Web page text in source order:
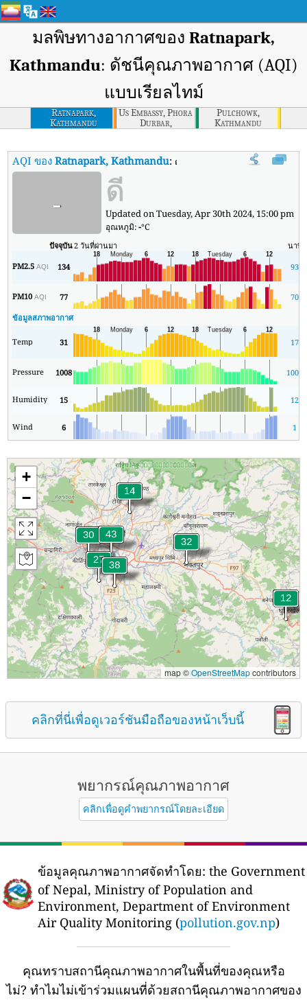
มลพิษทางอากาศของ Ratnapark,
Kathmandu: ดัชนีคุณภาพอากาศ (AQI)
แบบเรียลไทม์
Ratnapark,
Kathmandu
Us Embassy, Phora
Durbar,
Kathmandu
Pulchowk,
Kathmandu
AQI ของRatnapark, Kathmandu:ดัชนีคุณภาพอากาศ (AQI) แบบเรียล
- ดี
Updated on Tuesday, Apr 30th 2024, 15:00 pm
อุณหภูมิ:-°C
ปัจจุบัน2 วันที่ผ่านมา นาที
PM2.5AQI 134 93
PM10AQI 77
70
ข้อมูลสภาพอากาศ
Temp 31 17
Pressure 1008 1008
Humidity 15 12
Wind 6 1
+
−
map ©OpenStreetMapcontributors
คลิกที่นี่เพื่อดูเวอร์ชันมือถือของหน้าเว็บนี้
พยากรณ์คุณภาพอากาศ
คลิกเพื่อดูคำพยากรณ์โดยละเอียด
ข้อมูลคุณภาพอากาศจัดทำโดย: the Government
of Nepal, Ministry of Population and
Environment, Department of Environment
Air Quality Monitoring (pollution.gov.np)
คุณทราบสถานีคุณภาพอากาศในพื้นที่ของคุณหรือ
ไม่? ทำไมไม่เข้าร่วมแผนที่ด้วยสถานีคุณภาพอากาศของ